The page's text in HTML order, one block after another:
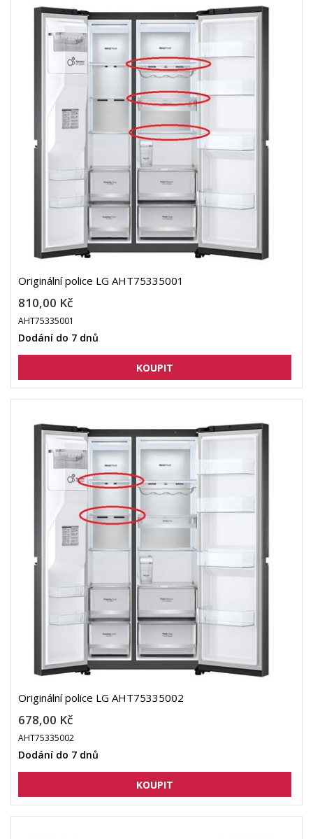
Originální police LG AHT75335001
810,00 Kč
AHT75335001
Dodání do 7 dnů
Originální police LG AHT75335002
678,00 Kč
AHT75335002
Dodání do 7 dnů